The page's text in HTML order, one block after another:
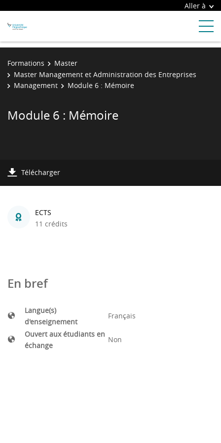
Aller à
Formations
Master
Master Management et Administration des Entreprises
Management
Module 6 : Mémoire
Module 6 : Mémoire
Télécharger
ECTS
11 crédits
En bref
Langue(s)
d'enseignement
Français
Ouvert aux étudiants en
échange
Non